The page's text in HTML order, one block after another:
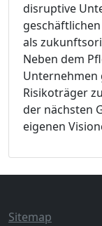
disruptive
als
Neben dem
Unternehmen
Risikoträger
der nächsten
eigenen
Sitemap